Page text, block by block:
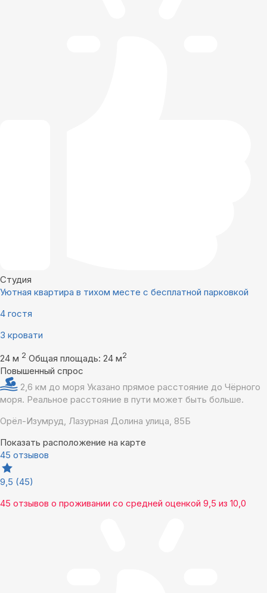
Студия
Уютная квартира в тихом месте с бесплатной парковкой
4 гостя
3 кровати
24 м 2 Общая площадь: 24 м2
Повышенный спрос
2,6 км до моря Указано прямое расстояние до Чёрного
моря. Реальное расстояние в пути может быть больше.
Орёл-Изумруд, Лазурная Долина улица, 85Б
Показать расположение на карте
45 отзывов
9,5 (45)
45 отзывов о проживании со средней оценкой 9,5 из 10,0